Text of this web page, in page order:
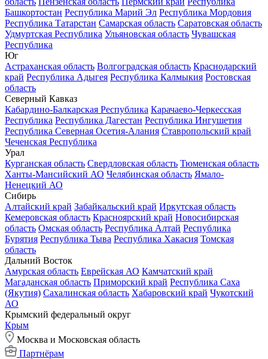
Башкортостан Республика Марий Эл Республика Мордовия
Республика Татарстан Самарская область Саратовская область
Удмуртская Республика Ульяновская область Чувашская
Республика
Юг
Астраханская область Волгоградская область Краснодарский
край Республика Адыгея Республика Калмыкия Ростовская
область
Северный Кавказ
Кабардино-Балкарская Республика Карачаево-Черкесская
Республика Республика Дагестан Республика Ингушетия
Республика Северная Осетия-Алания Ставропольский край
Чеченская Республика
Урал
Курганская область Свердловская область Тюменская область
Ханты-Мансийский АО Челябинская область Ямало-
Ненецкий АО
Сибирь
Алтайский край Забайкальский край Иркутская область
Кемеровская область Красноярский край Новосибирская
область Омская область Республика Алтай Республика
Бурятия Республика Тыва Республика Хакасия Томская
область
Дальний Восток
Амурская область Еврейская АО Камчатский край
Магаданская область Приморский край Республика Саха
(Якутия) Сахалинская область Хабаровский край Чукотский
АО
Крымский федеральный округ
Крым
Москва и Московская область
Партнёрам